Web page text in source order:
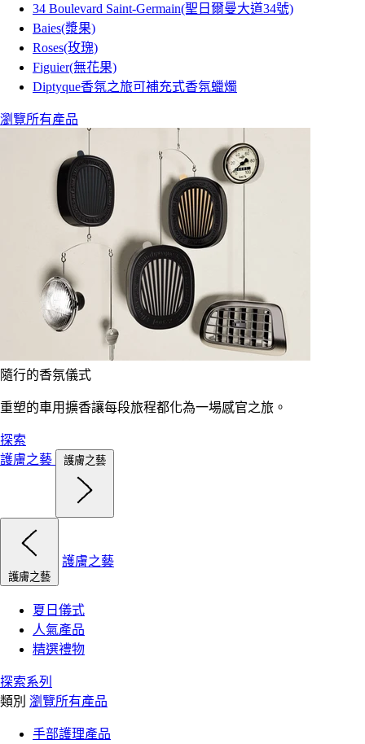
34 Boulevard Saint-Germain(聖日爾曼大道34號)
Baies(漿果)
Roses(玫瑰)
Figuier(無花果)
Diptyque香氛之旅可補充式香氛蠟燭
瀏覽所有產品
隨行的香氛儀式
重塑的車用擴香讓每段旅程都化為一場感官之旅。
探索
護膚之藝
護膚之藝
護膚之藝
護膚之藝
夏日儀式
人氣產品
精選禮物
探索系列
類別 瀏覽所有產品
手部護理產品